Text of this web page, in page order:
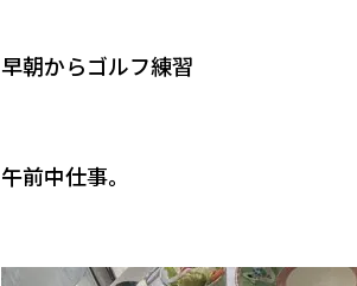
早朝からゴルフ練習
午前中仕事。